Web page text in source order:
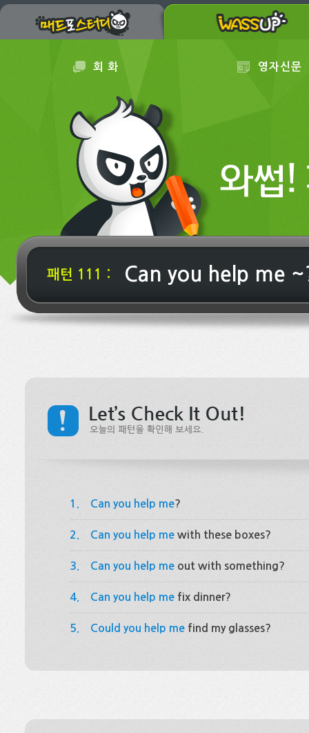
회 화 영자신문
패턴 111 : Can you help me
1. Can you help me?
2. Can you help me with these boxes?
3. Can you help me out with something?
4. Can you help me fix dinner?
5. Could you help me find my glasses?